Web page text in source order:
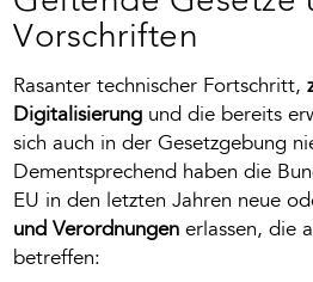
Vorschriften
Rasanter technischer Fortschritt,
Digitalisierung und die bereits
sich auch in der Gesetzgebung
Dementsprechend haben die
EU in den letzten Jahren neue
und Verordnungen erlassen, die
betreffen: